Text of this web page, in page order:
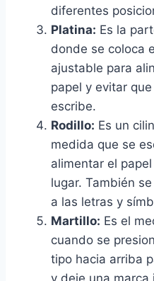
diferentes
Platina: Es la
donde se coloca
ajustable para
papel y evitar
escribe.
Rodillo: Es un
medida que se
alimentar el
lugar. También
a las letras y
Martillo: Es el
cuando se
tipo hacia arriba